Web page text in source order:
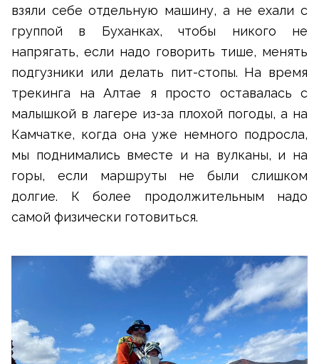
взяли себе отдельную машину, а не ехали с
группой в Буханках, чтобы никого не
напрягать, если надо говорить тише, менять
подгузники или делать пит-стопы. На время
трекинга на Алтае я просто оставалась с
малышкой в лагере из-за плохой погоды, а на
Камчатке, когда она уже немного подросла,
мы поднимались вместе и на вулканы, и на
горы, если маршруты не были слишком
долгие. К более продолжительным надо
самой физически готовиться.